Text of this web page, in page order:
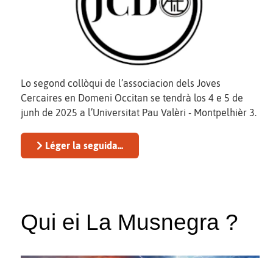
Lo segond collòqui de l’associacion dels Joves
Cercaires en Domeni Occitan se tendrà los 4 e 5 de
junh de 2025 a l’Universitat Pau Valèri - Montpelhièr 3.
Léger la seguida...
Qui ei La Musnegra ?